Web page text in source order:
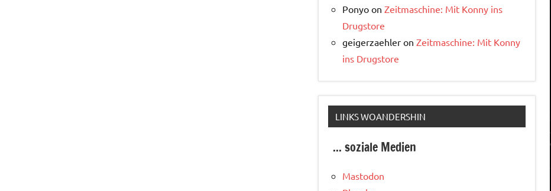
Ponyo on Zeitmaschine: Mit Konny ins
Drugstore
geigerzaehler on Zeitmaschine: Mit Konny
ins Drugstore
LINKS WOANDERSHIN
... soziale Medien
Mastodon